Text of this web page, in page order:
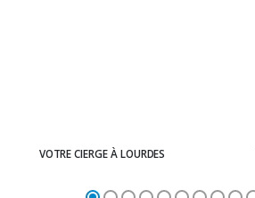
VOTRE CIERGE À LOURDES